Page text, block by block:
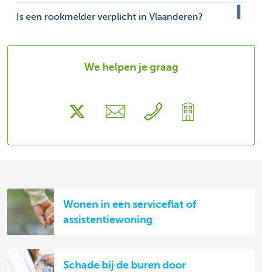
Is een rookmelder verplicht in Vlaanderen?
We helpen je graag
Wonen in een serviceflat of
assistentiewoning
Schade bij de buren door